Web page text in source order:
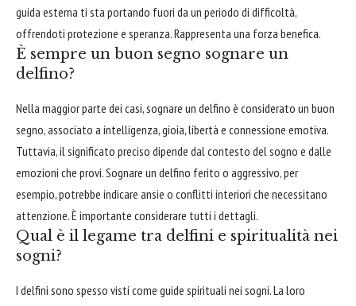
guida esterna ti sta portando fuori da un periodo di difficoltà,
offrendoti protezione e speranza. Rappresenta una forza benefica.
È sempre un buon segno sognare un
delfino?
Nella maggior parte dei casi, sognare un delfino è considerato un buon
segno, associato a intelligenza, gioia, libertà e connessione emotiva.
Tuttavia, il significato preciso dipende dal contesto del sogno e dalle
emozioni che provi. Sognare un delfino ferito o aggressivo, per
esempio, potrebbe indicare ansie o conflitti interiori che necessitano
attenzione. È importante considerare tutti i dettagli.
Qual è il legame tra delfini e spiritualità nei
sogni?
I delfini sono spesso visti come guide spirituali nei sogni. La loro